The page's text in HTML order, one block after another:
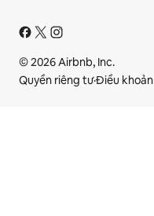
© 2026 Airbnb, Inc.
Quyền riêng tư·Điều khoản